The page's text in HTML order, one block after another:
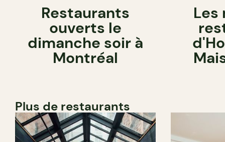
Restaurants
ouverts le
dimanche soir à
Montréal
Les
Plus de restaurants